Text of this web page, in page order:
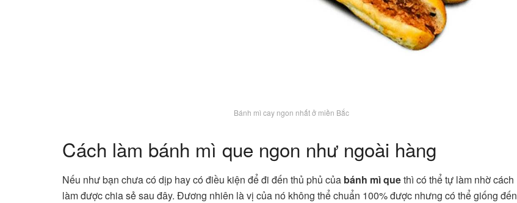
Bánh mì cay ngon nhất ở miền Bắc
Cách làm bánh mì que ngon như ngoài hàng
Nếu như bạn chưa có dịp hay có điều kiện để đi đến thủ phủ của bánh mì quethì có thể tự làm nhờ cách
làm được chia sẻ sau đây. Đương nhiên là vị của nó không thể chuẩn 100% được nhưng có thể giống đến